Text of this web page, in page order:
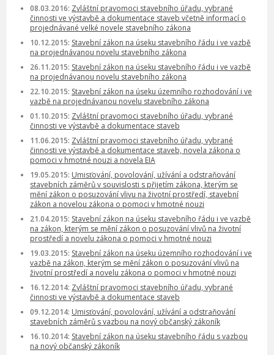
08.03.2016: Zvláštní pravomoci stavebního úřadu, vybrané
činnosti ve výstavbě a dokumentace staveb včetně informací o
projednávané velké novele stavebního zákona
10.12.2015: Stavební zákon na úseku stavebního řádu i ve vazbě
na projednávanou novelu stavebního zákona
26.11.2015: Stavební zákon na úseku stavebního řádu i ve vazbě
na projednávanou novelu stavebního zákona
22.10.2015: Stavební zákon na úseku územního rozhodování i ve
vazbě na projednávanou novelu stavebního zákona
01.10.2015: Zvláštní pravomoci stavebního úřadu, vybrané
činnosti ve výstavbě a dokumentace staveb
11.06.2015: Zvláštní pravomoci stavebního úřadu, vybrané
činnosti ve výstavbě a dokumentace staveb, novela zákona o
pomoci v hmotné nouzi a novela EIA
19.05.2015: Umisťování, povolování, užívání a odstraňování
stavebních záměrů v souvislosti s přijetím zákona, kterým se
mění zákon o posuzování vlivu na životní prostředí, stavební
zákon a novelou zákona o pomoci v hmotné nouzi
21.04.2015: Stavební zákon na úseku stavebního řádu i ve vazbě
na zákon, kterým se mění zákon o posuzování vlivů na životní
prostředí a novelu zákona o pomoci v hmotné nouzi
19.03.2015: Stavební zákon na úseku územního rozhodování i ve
vazbě na zákon, kterým se mění zákon o posuzování vlivů na
životní prostředí a novelu zákona o pomoci v hmotné nouzi
16.12.2014: Zvláštní pravomoci stavebního úřadu, vybrané
činnosti ve výstavbě a dokumentace staveb
09.12.2014: Umisťování, povolování, užívání a odstraňování
stavebních záměrů s vazbou na nový občanský zákoník
16.10.2014: Stavební zákon na úseku stavebního řádu s vazbou
na nový občanský zákoník